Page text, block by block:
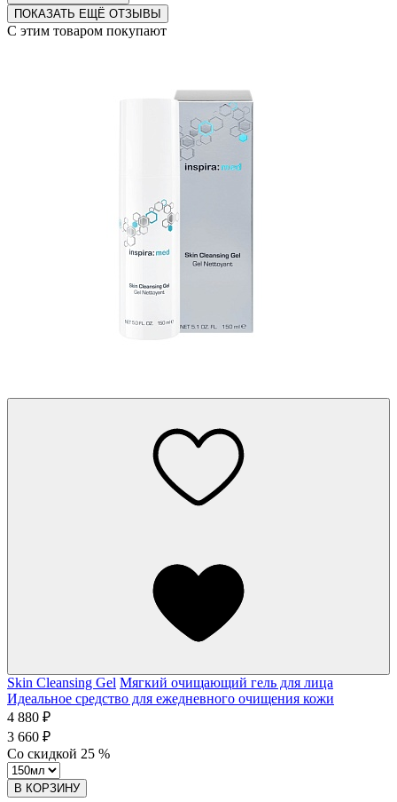
ПОКАЗАТЬ ЕЩЁ ОТЗЫВЫ
С этим товаром покупают
Skin Cleansing Gel Мягкий очищающий гель для лица
Идеальное средство для ежедневного очищения кожи
4 880 ₽
3 660 ₽
Со скидкой 25 %
В КОРЗИНУ